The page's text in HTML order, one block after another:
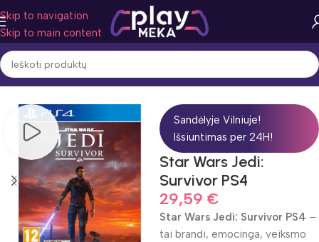
Skip to navigation
Skip to main content
Pradžia Žaidimo žanras Veiksmas
Sandėlyje Vilniuje!
Išsiuntimas per 24H!
Star Wars Jedi:
Survivor PS4
29,59 €
Star Wars Jedi: Survivor PS4 –
tai brandi, emocinga, veiksmo